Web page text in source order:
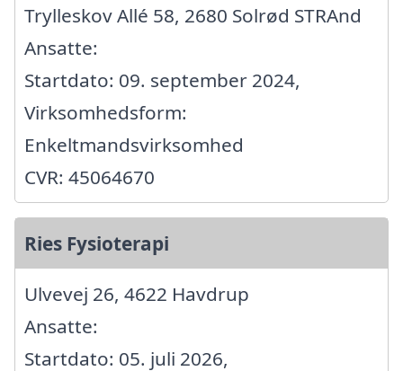
Trylleskov Allé 58, 2680 Solrød STRAnd
Ansatte:
Startdato: 09. september 2024,
Virksomhedsform:
Enkeltmandsvirksomhed
CVR: 45064670
Ries Fysioterapi
Ulvevej 26, 4622 Havdrup
Ansatte:
Startdato: 05. juli 2026,